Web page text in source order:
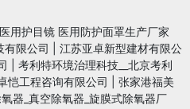
医用护目镜 医用防护面罩生产厂家
有限公司
江苏亚卓新型建材有限公
考利特环境治理科技__北京考利
恺工程咨询有限公司
张家港福美
器_真空除氧器_旋膜式除氧器厂